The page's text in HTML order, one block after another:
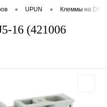
• UPUN • Клеммы на DIN-
16 (421006